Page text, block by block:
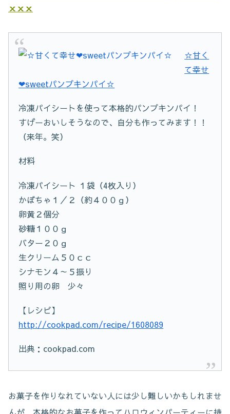
ｘｘｘ
☆甘く
て幸せ
❤sweetパンプキンパイ☆
冷凍パイシートを使って本格的パンプキンパイ！
すげーおいしそうなので、自分も作ってみます！！
（来年。笑）
材料
冷凍パイシート １袋（4枚入り）
かぼちゃ１／２（約４００ｇ）
卵黄２個分
砂糖１００ｇ
バター２０ｇ
生クリーム５０ｃｃ
シナモン４～５振り
照り用の卵 少々
【レシピ】
http://cookpad.com/recipe/1608089
出典：cookpad.com
お菓子を作りなれていない人には少し難しいかもしれませ